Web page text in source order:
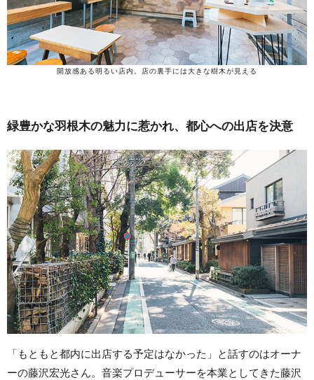
開放感ある明るい店内。店の裏手には大きな樹木が見える
緑豊かな羽根木の魅力に惹かれ、都心への出店を決意
「もともと都内に出店する予定はなかった」と話すのはオーナ
ーの藤沢宏光さん。音楽プロデューサーを本業としてきた藤沢